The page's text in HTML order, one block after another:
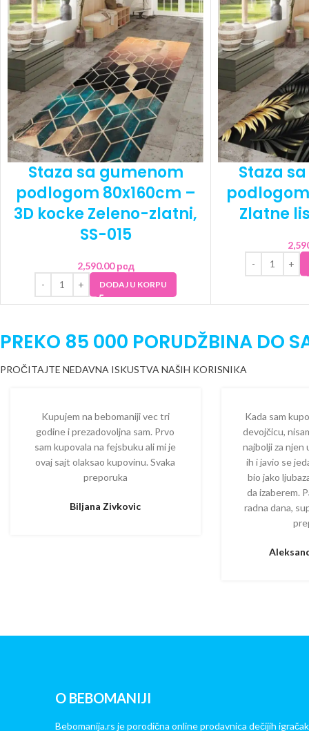
Staza sa gumenom
podlogom 80x160cm –
3D kocke Zeleno-zlatni,
SS-015
2,590.00рсд
DODAJ U KORPU
Staza
Zlatne
PREKO 85 000 PORUDŽBINA DO
PROČITAJTE NEDAVNA ISKUSTVA NAŠIH KORISNIKA
Kupujem na bebomaniji vec tri
godine i prezadovoljna sam. Prvo
sam kupovala na fejsbuku ali mi je
ovaj sajt olaksao kupovinu. Svaka
preporuka
Biljana Zivkovic
Kada sam
devojčicu,
najbolji za njen
ih i javio se
bio jako
da izaberem.
radna dana,
O BEBOMANIJI
Bebomanija.rs je porodična online prodavnica dečijih